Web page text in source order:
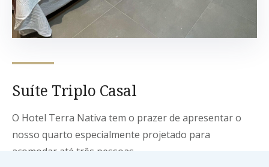
Suíte Triplo Casal
O Hotel Terra Nativa tem o prazer de apresentar o
nosso quarto especialmente projetado para
acomodar até três pessoas.